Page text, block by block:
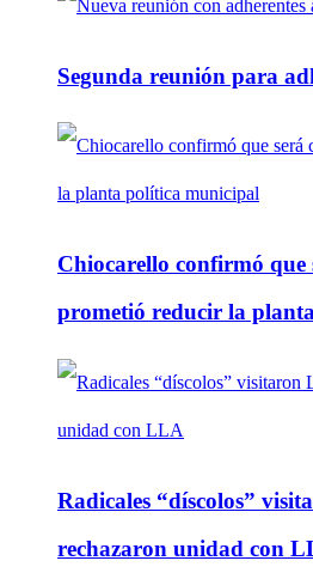
Segunda reunión para
Chiocarello confirmó que
prometió reducir la
Radicales “díscolos”
rechazaron unidad con